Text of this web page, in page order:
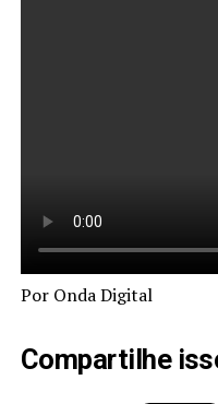
Por Onda Digital
Compartilhe